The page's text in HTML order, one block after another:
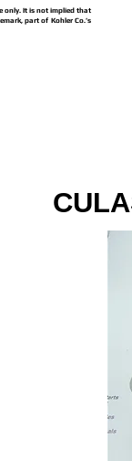
only. It is not implied that
part of Kohler Co.’s